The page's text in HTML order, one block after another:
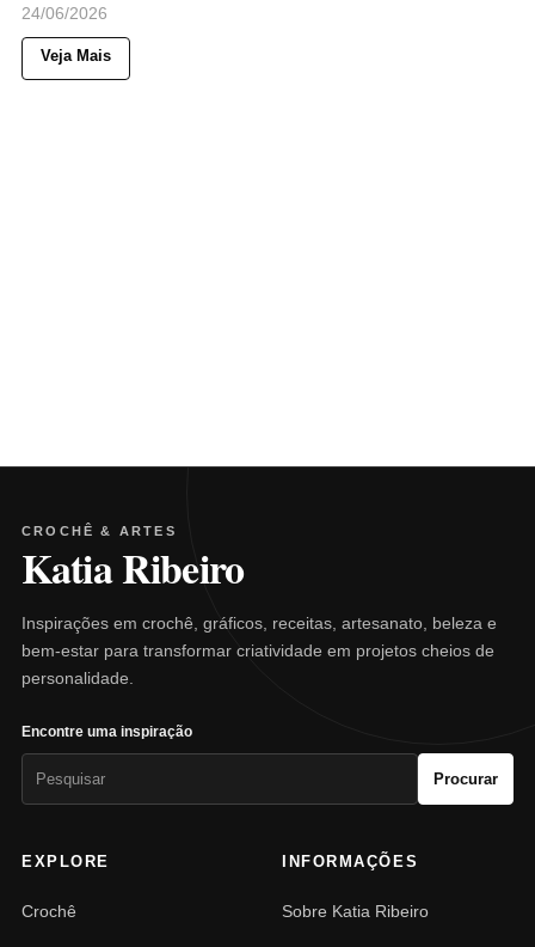
24/06/2026
Veja Mais
CROCHÊ & ARTES
Katia Ribeiro
Inspirações em crochê, gráficos, receitas, artesanato, beleza e
bem-estar para transformar criatividade em projetos cheios de
personalidade.
Encontre uma inspiração
Procurar
EXPLORE
Crochê
INFORMAÇÕES
Sobre Katia Ribeiro